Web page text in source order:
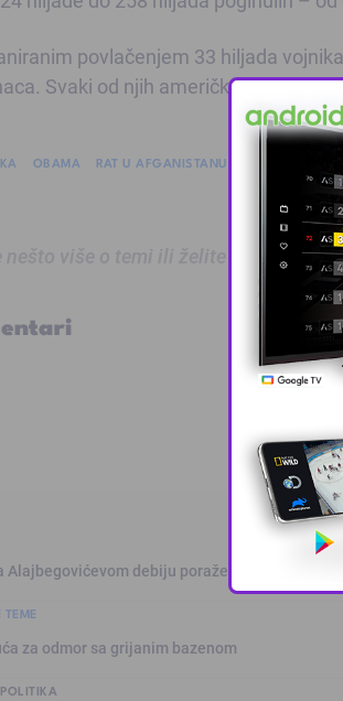
povlačenjem 33 hiljada
Svaki od njih američku vladu
OBAMA RAT U AFGANISTANU
nešto više o temi ili želite prijaviti
Alajbegovićevom debiju poražen od Intera, Zmaj
za odmor sa grijanim bazenom